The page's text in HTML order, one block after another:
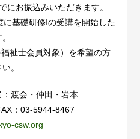
お振込みいただきます。
基礎研修Ⅰの受講を開始した
祉士会員対象）を希望の方
。
渡会・仲田・岩本
：03-5944-8467
csw.org